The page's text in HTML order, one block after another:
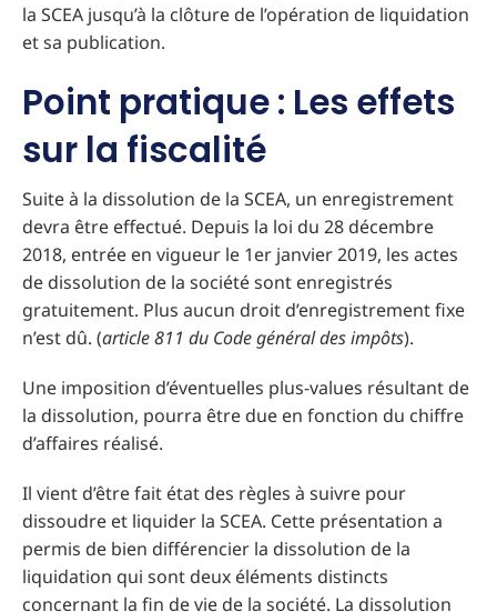
la SCEA jusqu’à la clôture de l’opération de liquidation
et sa publication.
Point pratique : Les effets
sur la fiscalité
Suite à la dissolution de la SCEA, un enregistrement
devra être effectué. Depuis la loi du 28 décembre
2018, entrée en vigueur le 1er janvier 2019, les actes
de dissolution de la société sont enregistrés
gratuitement. Plus aucun droit d’enregistrement fixe
n’est dû. (article 811 du Code général des impôts).
Une imposition d’éventuelles plus-values résultant de
la dissolution, pourra être due en fonction du chiffre
d’affaires réalisé.
Il vient d’être fait état des règles à suivre pour
dissoudre et liquider la SCEA. Cette présentation a
permis de bien différencier la dissolution de la
liquidation qui sont deux éléments distincts
concernant la fin de vie de la société. La dissolution